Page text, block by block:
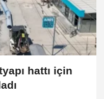
hattı için